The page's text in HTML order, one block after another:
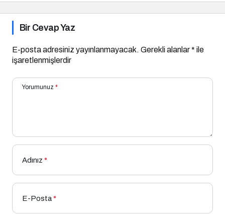
Bir Cevap Yaz
E-posta adresiniz yayınlanmayacak. Gerekli alanlar* ile
işaretlenmişlerdir
Yorumunuz *
Adınız *
E-Posta*